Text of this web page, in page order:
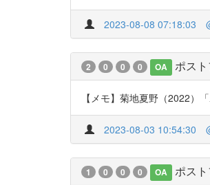
2023-08-08 07:18:03
2 0 0 0 OA ポス
【メモ】菊地夏野（2022）
2023-08-03 10:54:30
1 0 0 0 OA ポス